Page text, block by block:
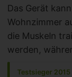
Das Gerät
Wohnzimmer
die Muskeln
werden,
Testsieger